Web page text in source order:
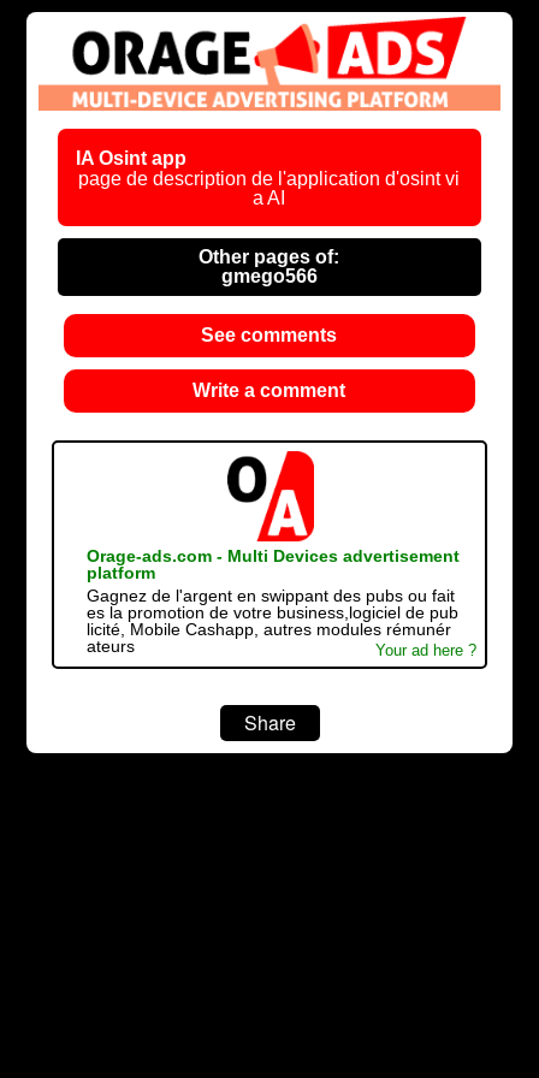
IA Osint app
page de description de l'application d'osint vi
a AI
Other pages of:
gmego566
See comments
Write a comment
Orage-ads.com - Multi Devices advertisement
platform
Gagnez de l'argent en swippant des pubs ou fait
es la promotion de votre business,logiciel de pub
licité, Mobile Cashapp, autres modules rémunér
ateurs
Your ad here ?
Share